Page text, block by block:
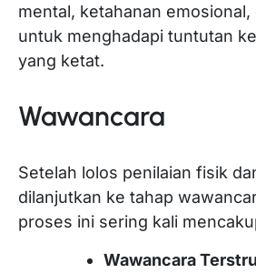
mental, ketahanan
untuk menghadapi tuntutan
yang ketat.
Wawancara
Setelah lolos penilaian fisik
dilanjutkan ke tahap
proses ini sering kali
Wawancara